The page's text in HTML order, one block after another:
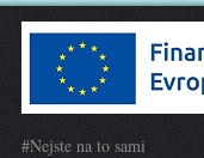
#Nejste na to sami